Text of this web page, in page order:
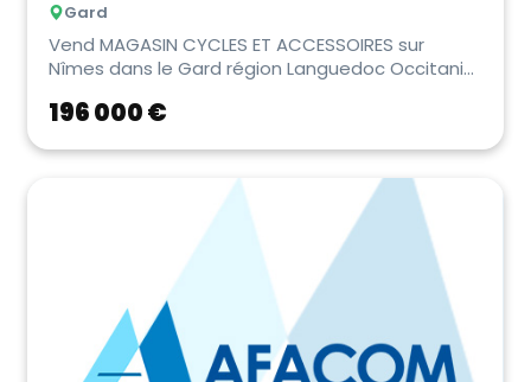
Gard
Vend MAGASIN CYCLES ET ACCESSOIRES sur
Nîmes dans le Gard région Languedoc Occitanie.
196 000 €